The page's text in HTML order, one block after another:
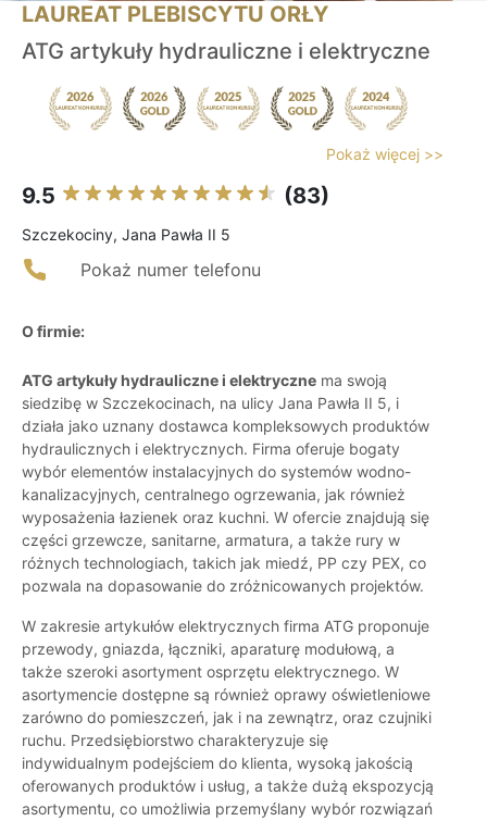
LAUREAT PLEBISCYTU ORŁY
ATG artykuły hydrauliczne i elektryczne
Pokaż więcej >>
9.5 (83)
Szczekociny, Jana Pawła II 5
Pokaż numer telefonu
O firmie:
ATG artykuły hydrauliczne i elektryczne ma swoją
siedzibę w Szczekocinach, na ulicy Jana Pawła II 5, i
działa jako uznany dostawca kompleksowych produktów
hydraulicznych i elektrycznych. Firma oferuje bogaty
wybór elementów instalacyjnych do systemów wodno-
kanalizacyjnych, centralnego ogrzewania, jak również
wyposażenia łazienek oraz kuchni. W ofercie znajdują się
części grzewcze, sanitarne, armatura, a także rury w
różnych technologiach, takich jak miedź, PP czy PEX, co
pozwala na dopasowanie do zróżnicowanych projektów.
W zakresie artykułów elektrycznych firma ATG proponuje
przewody, gniazda, łączniki, aparaturę modułową, a
także szeroki asortyment osprzętu elektrycznego. W
asortymencie dostępne są również oprawy oświetleniowe
zarówno do pomieszczeń, jak i na zewnątrz, oraz czujniki
ruchu. Przedsiębiorstwo charakteryzuje się
indywidualnym podejściem do klienta, wysoką jakością
oferowanych produktów i usług, a także dużą ekspozycją
asortymentu, co umożliwia przemyślany wybór rozwiązań